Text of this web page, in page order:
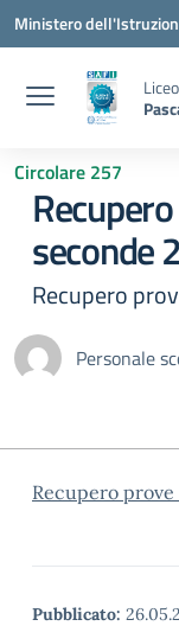
Vai ai contenuti
Vai al menu di
Vai al footer
Ministero
Circolare 257
seconde
Recupero
Personale
Recupero prove
Pubblicato: